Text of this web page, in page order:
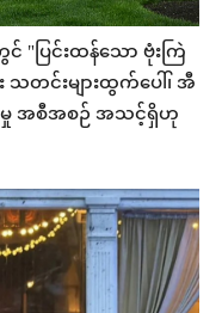
ြင်းထန်သော ဗုံးကြဲ
တင်းများထွက်ပေါ်၊ အီ
မှု အစီအစဉ် အသင့်ရှိဟု